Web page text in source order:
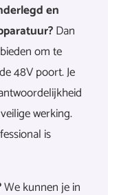
en
Dan
om te
48V poort. Je
werking.
is
We kunnen je in